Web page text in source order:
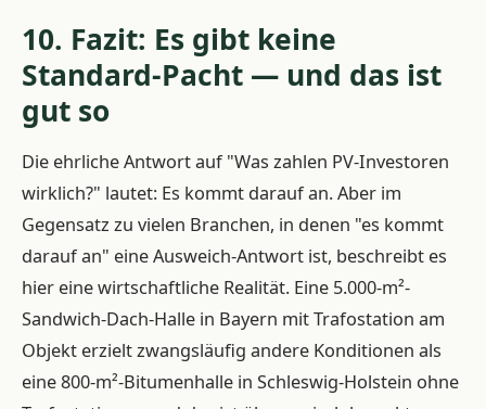
10. Fazit: Es gibt keine
Standard-Pacht — und das ist
gut so
Die ehrliche Antwort auf "Was zahlen PV-Investoren
wirklich?" lautet: Es kommt darauf an. Aber im
Gegensatz zu vielen Branchen, in denen "es kommt
darauf an" eine Ausweich-Antwort ist, beschreibt es
hier eine wirtschaftliche Realität. Eine 5.000-m²-
Sandwich-Dach-Halle in Bayern mit Trafostation am
Objekt erzielt zwangsläufig andere Konditionen als
eine 800-m²-Bitumenhalle in Schleswig-Holstein ohne